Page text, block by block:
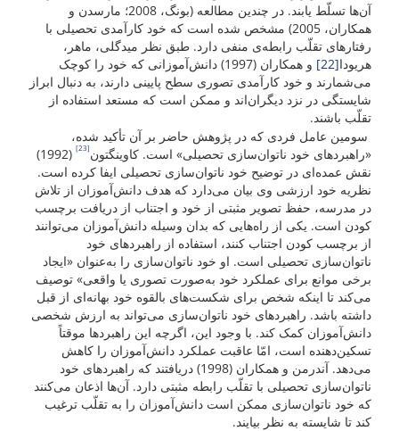
آن‌ها تسلّط یابند. در چندین مطالعه (بونگ، 2008؛ مارسدن و
همکاران، 2005) مشخص شده است که خود کارآمدی تحصیلی با
رفتارهای تقلّب رابطه‌ی منفی دارد. طبق نظر میدگلی، ماهر،
هریودا[22]
و همکاران (1997) دانش‌آموزانی که خود را کوچک
می‌شمارند و خود کارآمدی تصوری سطح پایینی دارند، به دنبال ابراز
شایستگی در نزد دیگران‌اند و ممکن است که مستعد استفاده از
تقلّب باشند.
سومین عامل فردی که در پژوهش حاضر بر آن تأکید شده،
«راهبردهای خود ناتوان‌سازی تحصیلی» است. کاوینگتون [23]
(1992)
نقش عمده‌ای در توضیح خود ناتوان‌سازی تحصیلی ایفا کرده است.
نظریه خود ارزشی وی بیان می‌دارد که هدف دانش‌آموزان از تلاش
در مدرسه، حفظ تصویر مثبتی از خود و اجتناب از دریافت برچسب
کودن است. یکی از راه‌هایی که بدان وسیله دانش‌آموزان می‌توانند
از برچسب کودن اجتناب کنند، استفاده از راهبردهای خود
ناتوان‌سازی تحصیلی است. او خود ناتوان‌سازی را به‌عنوان «ایجاد
برخی موانع برای عملکرد خود به‌صورت تصوری یا واقعی» توصیف
می‌کند تا اینکه شخص برای شکست‌های بالقوه خود بهانه‌ای از قبل
داشته باشد. راهبردهای خود ناتوان‌سازی می‌تواند به ارزش شخصی
دانش‌آموزان کمک کند. با ‌وجود این، اگرچه این راهبردها موقتاً
تسکین‌دهنده است، امّا عاقبت عملکرد دانش‌آموزان را کاهش
می‌دهد. آندرمن و همکاران (1998) دریافتند که راهبردهای خود
ناتوان‌سازی تحصیلی با تقلّب رابطه مثبتی دارد. آن‌ها اذعان می‌کنند
که خود ناتوان‌سازی ممکن است دانش‌آموزان را به تقلّب ترغیب
کند تا شایسته به نظر بیایند.